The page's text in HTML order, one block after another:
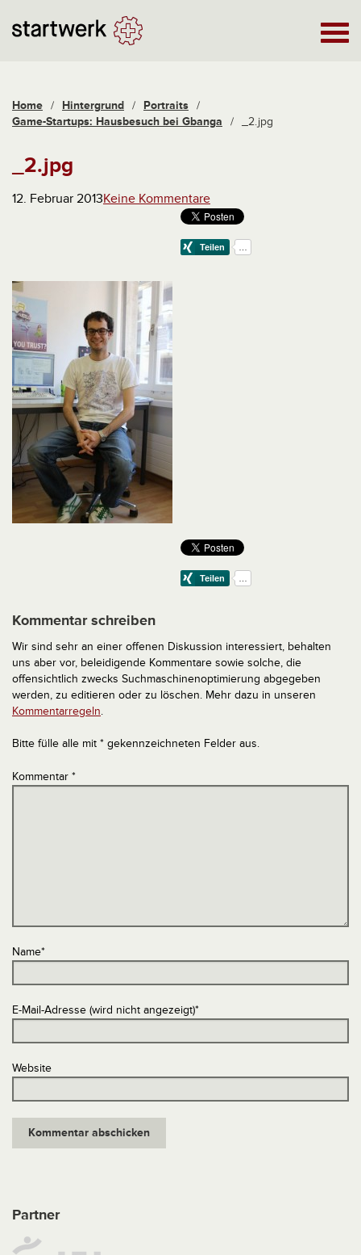
Home / Hintergrund / Portraits /
Game-Startups: Hausbesuch bei Gbanga
/ _2.jpg
_2.jpg
12. Februar 2013Keine Kommentare
Kommentar schreiben
Wir sind sehr an einer offenen Diskussion interessiert, behalten
uns aber vor, beleidigende Kommentare sowie solche, die
offensichtlich zwecks Suchmaschinenoptimierung abgegeben
werden, zu editieren oder zu löschen. Mehr dazu in unseren
Kommentarregeln.
Bitte fülle alle mit * gekennzeichneten Felder aus.
Kommentar *
Name*
E-Mail-Adresse (wird nicht angezeigt)*
Website
Partner